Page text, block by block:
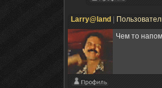
Larry@land
Чем то